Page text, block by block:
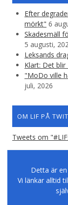
Efter
mörkt" 6
Skadesmäll
5 augusti,
Leksands
Klart: Det blir
"MoDo ville
juli, 2026
OM LIF PÅ
Tweets om
Detta är
Vi länkar alltid